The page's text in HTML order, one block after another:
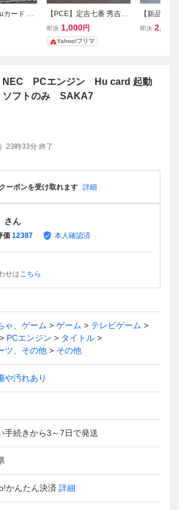
カード 定
金 PCE
【PCE】定吉七番 秀吉の
黄金 PCエンジン Huカー
ド 箱無し
即決 1,000円
Yahoo!フリマ
【新品未
エンジン
即決 2,300
NEC PCエンジン Hu card 起動
フトのみ SAKA7
23時33分 終了
ーポンを受け取れます 詳細
さん
価 12387 本人確認済
せはこちら
ゃ、ゲーム ゲーム
テレビゲーム
PCエンジン
タイトル
ツ、その他
その他
や汚れあり
手続きから3～7日で発送
かんたん決済 詳細